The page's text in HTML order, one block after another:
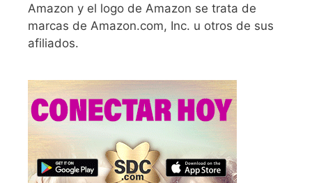
Amazon y el logo de Amazon se trata de
marcas de Amazon.com, Inc. u otros de sus
afiliados.